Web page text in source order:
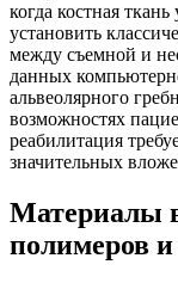
когда костная
установить
между съемной и
данных
альвеолярного
возможностях
реабилитация
значительных
Материалы
полимеров